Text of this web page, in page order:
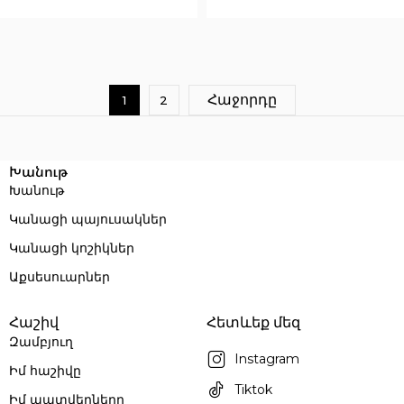
1 2 Հաջորդը
Խանութ
Խանութ
Կանացի պայուսակներ
Կանացի կոշիկներ
Աքսեսուարներ
Հաշիվ
Զամբյուղ
Իմ հաշիվը
Իմ պատվերները
Հետևեք մեզ
Instagram
Tiktok